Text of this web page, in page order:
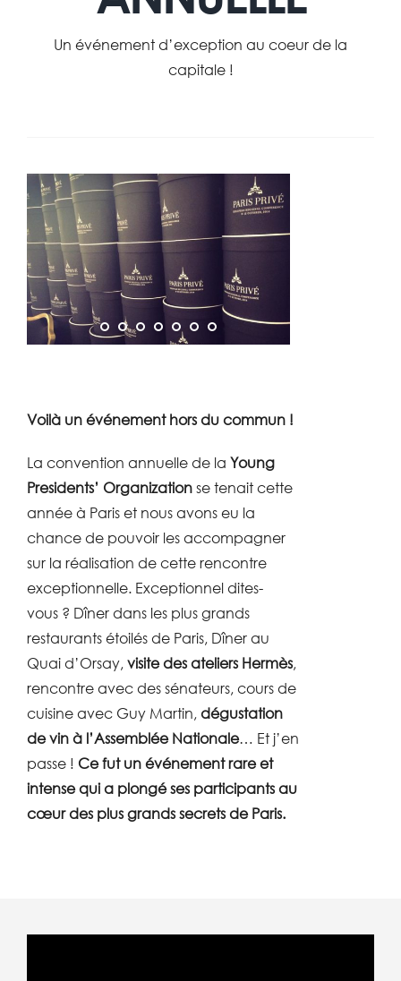
Un événement d’exception au coeur de la
capitale !
Voilà un événement hors du commun !
La convention annuelle de la Young
Presidents’ Organizationse tenait cette
année à Paris et nous avons eu la
chance de pouvoir les accompagner
sur la réalisation de cette rencontre
exceptionnelle. Exceptionnel dites-
vous ? Dîner dans les plus grands
restaurants étoilés de Paris, Dîner au
Quai d’Orsay,visite des ateliers Hermès,
rencontre avec des sénateurs, cours de
cuisine avec Guy Martin,dégustation
de vin à l’Assemblée Nationale… Et j’en
passe ! Ce fut un événement rare et
intense qui a plongé ses participants au
cœur des plus grands secrets de Paris.